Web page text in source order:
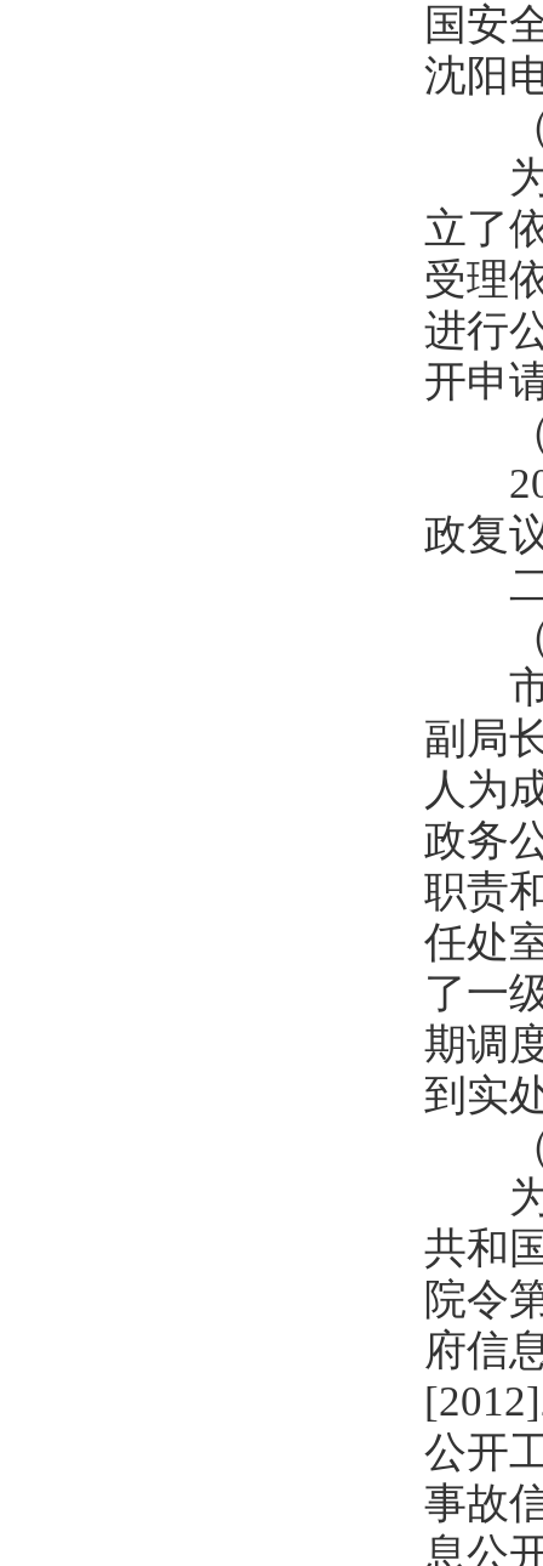
国安
沈阳
（
为
立了
受理
进行
开申
（
政复
二
（
市
副局
人为
政务
职责
任处
了一
期调
到实
（
为
共和
院令
府信
公开
事故
息公